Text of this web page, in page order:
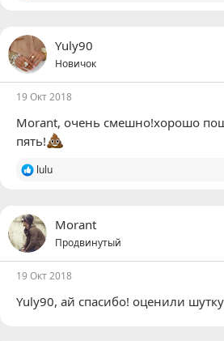
ц
и
и
:
Yuly90
Новичок
19 Окт 2018
Morant, очень смешно!хорошо
пять!
Р
ц
и
и
:
lulu
Morant
Продвинутый
19 Окт 2018
Yuly90, ай спасибо! оценили